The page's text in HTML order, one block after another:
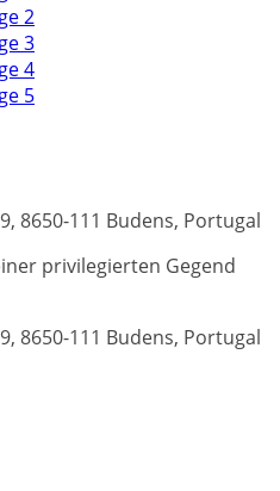
8650-111 Budens, Portugal
privilegierten Gegend
8650-111 Budens, Portugal